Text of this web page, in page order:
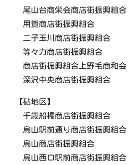
尾山台商栄会商店街振興組合
用賀商店街振興組合
二子玉川商店街振興組合
等々力商店街振興組合
商店街振興組合上野毛商和会
深沢中央商店街振興組合
【砧地区】
千歳船橋商店街振興組合
烏山駅前通り商店街振興組合
烏山商店街振興組合
烏山西口駅前商店街振興組合